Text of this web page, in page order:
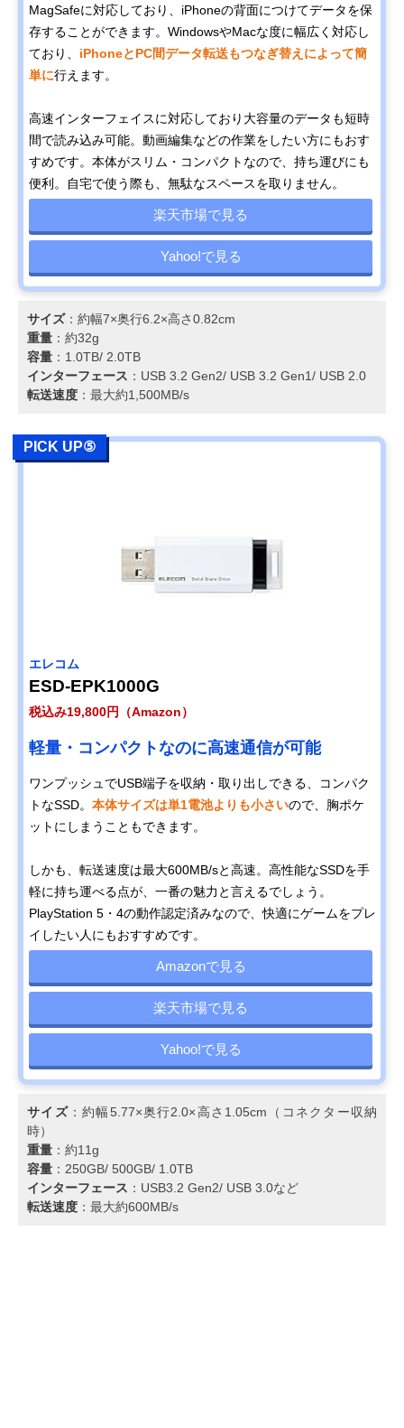
MagSafeに対応しており、iPhoneの背面につけてデータを保
存することができます。WindowsやMacな度に幅広く対応し
ており、 iPhoneとPC間データ転送もつなぎ替えによって簡
単に行えます。
高速インターフェイスに対応しており大容量のデータも短時
間で読み込み可能。動画編集などの作業をしたい方にもおす
すめです。本体がスリム・コンパクトなので、持ち運びにも
便利。自宅で使う際も、無駄なスペースを取りません。
楽天市場で見る
Yahoo!で見る
サイズ：約幅7×奥行6.2×高さ0.82cm
重量 ：約32g
容量 ：1.0TB/ 2.0TB
インターフェース ：USB 3.2 Gen2/ USB 3.2 Gen1/ USB 2.0
転送速度 ：最大約1,500MB/s
PICK UP⑤
エレコム
ESD-EPK1000G
税込み19,800円（Amazon）
軽量・コンパクトなのに高速通信が可能
ワンプッシュでUSB端子を収納・取り出しできる、コンパク
トなSSD。 本体サイズは単1電池よりも小さいので、胸ポケ
ットにしまうこともできます。
しかも、転送速度は最大600MB/sと高速。高性能なSSDを手
軽に持ち運べる点が、一番の魅力と言えるでしょう。
PlayStation 5・4の動作認定済みなので、快適にゲームをプレ
イしたい人にもおすすめです。
Amazonで見る
楽天市場で見る
Yahoo!で見る
サイズ：約幅5.77×奥行2.0×高さ1.05cm（コネクター収納
時）
重量 ：約11g
容量 ：250GB/ 500GB/ 1.0TB
インターフェース ：USB3.2 Gen2/ USB 3.0など
転送速度 ：最大約600MB/s